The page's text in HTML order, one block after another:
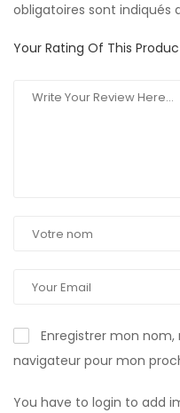
obligatoires sont indiqués
Your Rating Of This
Enregistrer mon
navigateur pour mon
You have to login to add